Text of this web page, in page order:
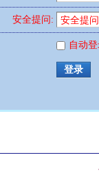
安全提问:
自动
登录